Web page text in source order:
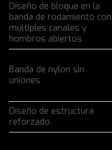
Diseño de bloque en la
banda de rodamiento con
múltiples canales y
hombros abiertos
Banda de nylon sin
uniones
Diseño de estructura
reforzado